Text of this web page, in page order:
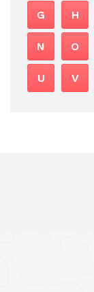
G H
N O
U V